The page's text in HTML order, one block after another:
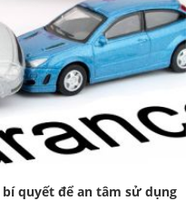
quyết để an tâm sử dụng